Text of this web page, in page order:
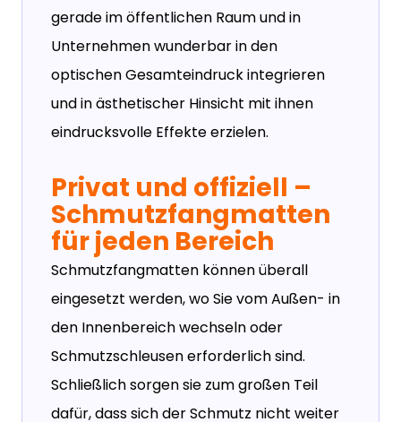
gerade im öffentlichen Raum und in
Unternehmen wunderbar in den
optischen Gesamteindruck integrieren
und in ästhetischer Hinsicht mit ihnen
eindrucksvolle Effekte erzielen.
Privat und offiziell –
Schmutzfangmatten
für jeden Bereich
Schmutzfangmatten können überall
eingesetzt werden, wo Sie vom Außen- in
den Innenbereich wechseln oder
Schmutzschleusen erforderlich sind.
Schließlich sorgen sie zum großen Teil
dafür, dass sich der Schmutz nicht weiter